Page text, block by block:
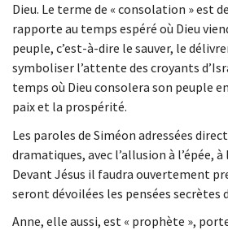
Dieu. Le terme de « consolation » est
rapporte au temps espéré où Dieu
peuple, c’est-à-dire le sauver, le
symboliser l’attente des croyants
temps où Dieu consolera son peuple
paix et la prospérité.
Les paroles de Siméon adressées
dramatiques, avec l’allusion à l’épée,
Devant Jésus il faudra ouvertement
seront dévoilées les pensées secrètes
Anne, elle aussi, est « prophète »,